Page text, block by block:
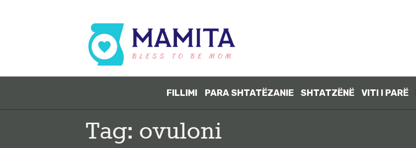
FILLIMI PARA SHTATËZANIE SHTATZËNË VITI I PARË
Tag: ovuloni
SHTATËZANI
E